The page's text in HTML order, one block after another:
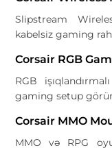
Slipstream
kabelsiz gaming
Corsair RGB
RGB
gaming setup
Corsair MMO
MMO və RPG